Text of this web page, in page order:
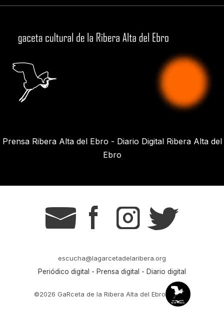
Prensa Ribera Alta del Ebro - Diario Digital Ribera Alta del
Ebro
g s t r
escucha@lagarcetadelaribera.org
Periódico digital - Prensa digital - Diario digital
©2026 GaRceta de la Ribera Alta del Ebro